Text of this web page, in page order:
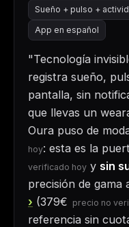
Sueño + pulso +
App en español
"Tecnología
registra sueño,
pantalla, sin
que llevas un
Oura puso de
: esta es la
y sin
precisión de gama
(379€
referencia sin